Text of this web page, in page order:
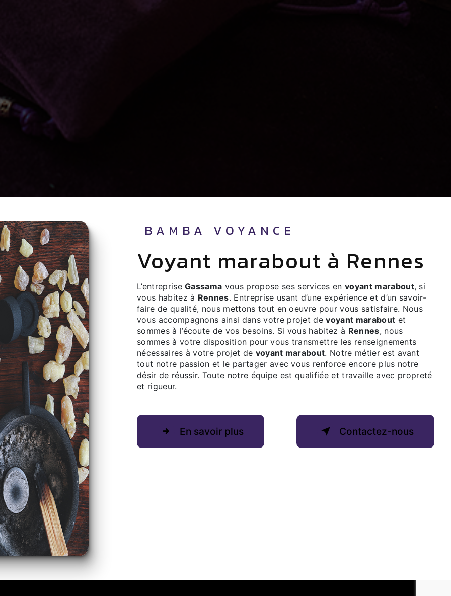
BAMBA VOYANCE
voyant marabout à Rennes
L’entrepriseGassama vous propose ses services envoyant marabout, si
vous habitez à Rennes. Entreprise usant d’une expérience et d’un savoir-
faire de qualité, nous mettons tout en oeuvre pour vous satisfaire. Nous
vous accompagnons ainsi dans votre projet devoyant marabout et
sommes à l’écoute de vos besoins. Si vous habitez à Rennes, nous
sommes à votre disposition pour vous transmettre les renseignements
nécessaires à votre projet de voyant marabout. Notre métier est avant
tout notre passion et le partager avec vous renforce encore plus notre
désir de réussir. Toute notre équipe est qualifiée et travaille avec propreté
et rigueur.
En savoir plus Contactez-nous